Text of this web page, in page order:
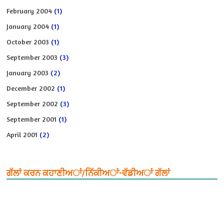
February 2004 (1)
January 2004 (1)
October 2003 (1)
September 2003 (3)
January 2003 (2)
December 2002 (1)
September 2002 (3)
September 2001 (1)
April 2001 (2)
ਗੱਲਾਂ ਕਰਨ ਕਹਾਣੀਅਾਂ/ਨਿੱਕੀਅਾਂ-ਵੱਡੀਅਾਂ ਗੱਲਾਂ